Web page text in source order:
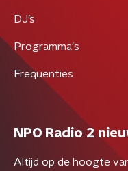
DJ’s
Programma's
Frequenties
NPO Radio 2
Altijd op de hoogte